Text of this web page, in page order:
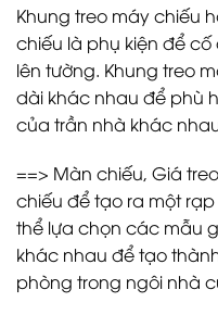
Khung treo máy chiếu
chiếu là phụ kiện để
lên tường. Khung treo
dài khác nhau để phù
của trần nhà khác
==> Màn chiếu, Giá
chiếu để tạo ra một
thể lựa chọn các mẫu
khác nhau để tạo
phòng trong ngôi nhà